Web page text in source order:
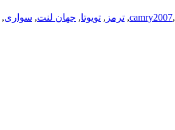
camry2007,
, ترمز , تویوتا, جهان لنت, سواری,